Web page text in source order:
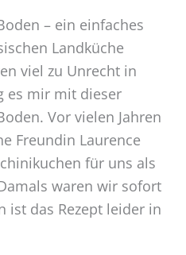
– ein einfaches
Landküche
viel zu Unrecht in
es mir mit dieser
Vor vielen Jahren
Freundin Laurence
für uns als
waren wir sofort
ist das Rezept leider in